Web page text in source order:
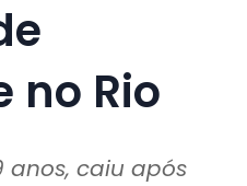
no Rio
anos, caiu após